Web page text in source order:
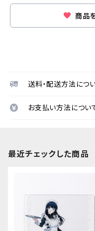
商品
送料・配送方法につ
お支払い方法につい
最近チェックした商品